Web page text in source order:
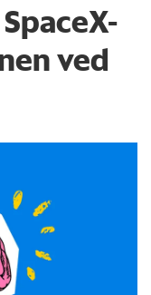
ved